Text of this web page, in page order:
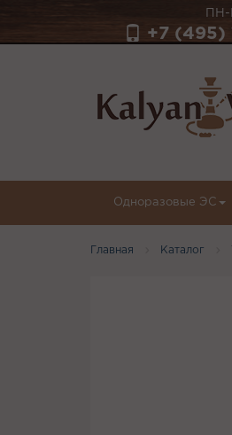
ПН-
+7 (495)
Одноразовые ЭС
Главная Каталог